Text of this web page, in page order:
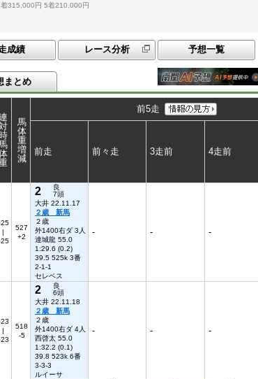
315,000円 5着210,000円
成績 レース分析 予想一覧
まとめ
馬
馬
体
重
増
減
前5走
前走 前々走 3走前 4走前
|
527
+2
2
良
7頭
大井 22.11.17
２歳 新馬
２歳
外1400右ダ 3人
達城龍 55.0
1:29.6 (0.2)
39.5 525k 3番
2-1-1
セレベス
- - -
|
518
-5
2
良
6頭
大井 22.11.18
２歳 新馬
２歳
外1400右ダ 4人
西啓太 55.0
1:32.2 (0.1)
39.8 523k 6番
3-3-3
ルイーサ
- - -